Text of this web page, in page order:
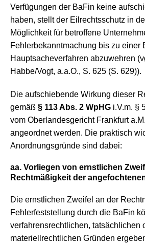
Verfügungen der BaFin keine
haben, stellt der Eilrechtsschutz in
Möglichkeit für betroffene
Fehlerbekanntmachung bis zu einer
Hauptsacheverfahren abzuwehren
Habbe/Vogt, a.a.O., S. 625 (S. 629)).
Die aufschiebende Wirkung dieser
gemäß § 113 Abs. 2 WpHG i.V.m. §
vom Oberlandesgericht Frankfurt
angeordnet werden. Die praktisch
Anordnungsgründe sind dabei:
aa. Vorliegen von ernstlichen
Rechtmäßigkeit der
Die ernstlichen Zweifel an der
Fehlerfeststellung durch die BaFin
verfahrensrechtlichen, tatsächlichen
materiellrechtlichen Gründen